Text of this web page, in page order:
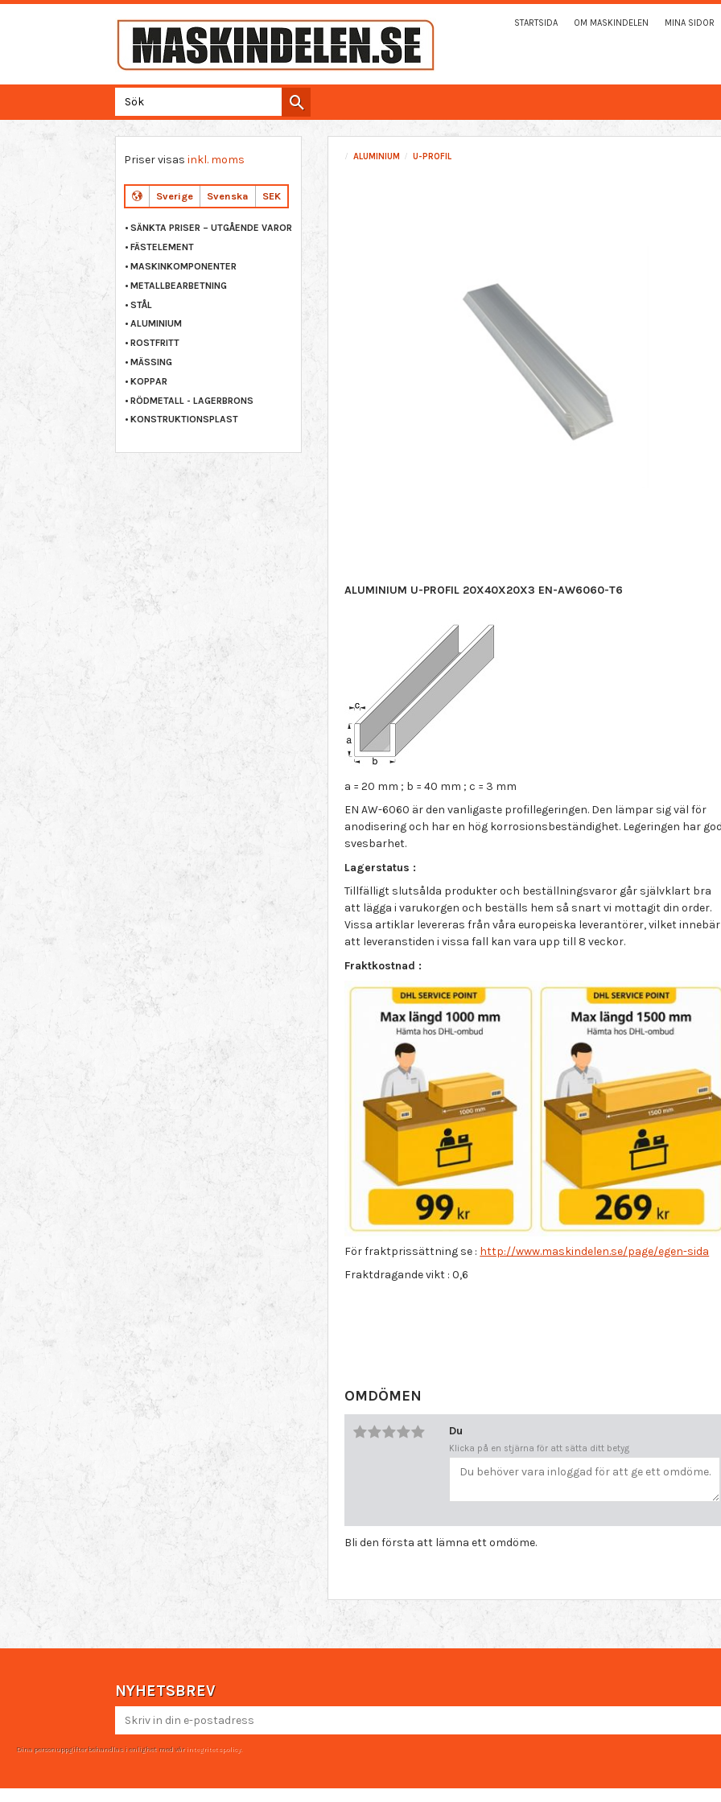
STARTSIDA OM MASKINDELEN MINA SIDOR
ALUMINIUM U-PROFIL
ALUMINIUM U-PROFIL 20X40X20X3 EN-AW6060-T6
a = 20 mm ; b = 40 mm ; c = 3 mm
EN AW-6060 är den vanligaste profillegeringen. Den lämpar sig väl för
anodisering och har en hög korrosionsbeständighet. Legeringen har
svesbarhet.
Lagerstatus :
Tillfälligt slutsålda produkter och beställningsvaror går självklart bra
att lägga i varukorgen och beställs hem så snart vi mottagit din order.
Vissa artiklar levereras från våra europeiska leverantörer, vilket innebär
att leveranstiden i vissa fall kan vara upp till 8 veckor.
Fraktkostnad :
För fraktprissättning se : http://www.maskindelen.se/page/egen-sida
Fraktdragande vikt : 0,6
OMDÖMEN
Du
Klicka på en stjärna för att sätta ditt betyg
Bli den första att lämna ett omdöme.
Priser visas inkl. moms
Sverige Svenska SEK
SÄNKTA PRISER – UTGÅENDE VAROR
FÄSTELEMENT
MASKINKOMPONENTER
METALLBEARBETNING
STÅL
ALUMINIUM
ROSTFRITT
MÄSSING
KOPPAR
RÖDMETALL - LAGERBRONS
KONSTRUKTIONSPLAST
NYHETSBREV
Dina personuppgifter behandlas i enlighet med vår integritetspolicy.